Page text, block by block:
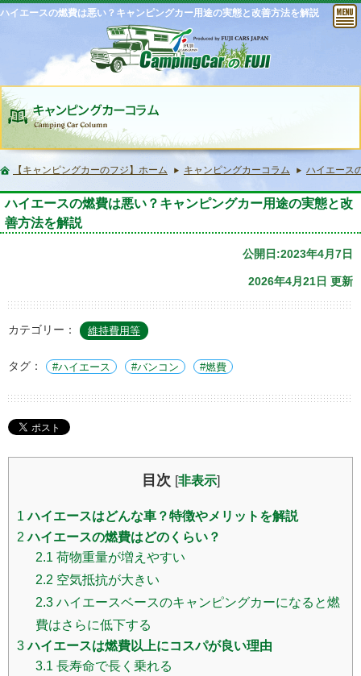
ハイエースの燃費は悪い？キャンピングカー用途の実態と改善方法を解説
【キャンピングカーのフジ】ホーム キャンピングカーコラム ハイエース
ハイエースの燃費は悪い？キャンピングカー用途の実態と改
善方法を解説
公開日:2023年4月7日
2026年4月21日 更新
カテゴリー： 維持費用等
タグ： ハイエース バンコン 燃費
目次 [非表示]
1 ハイエースはどんな車？特徴やメリットを解説
2 ハイエースの燃費はどのくらい？
2.1 荷物重量が増えやすい
2.2 空気抵抗が大きい
2.3 ハイエースベースのキャンピングカーになると燃
費はさらに低下する
3ハイエースは燃費以上にコスパが良い理由
3.1 長寿命で長く乗れる